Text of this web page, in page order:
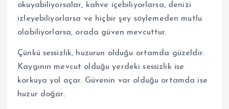
okuyabiliyorsalar, kahve içebiliyorlarsa, denizi
izleyebiliyorlarsa ve hiçbir şey söylemeden mutlu
olabiliyorlarsa, orada güven mevcuttur.
Çünkü sessizlik, huzurun olduğu ortamda güzeldir.
Kaygının mevcut olduğu yerdeki sessizlik ise
korkuya yol açar. Güvenin var olduğu ortamda ise
huzur doğar.